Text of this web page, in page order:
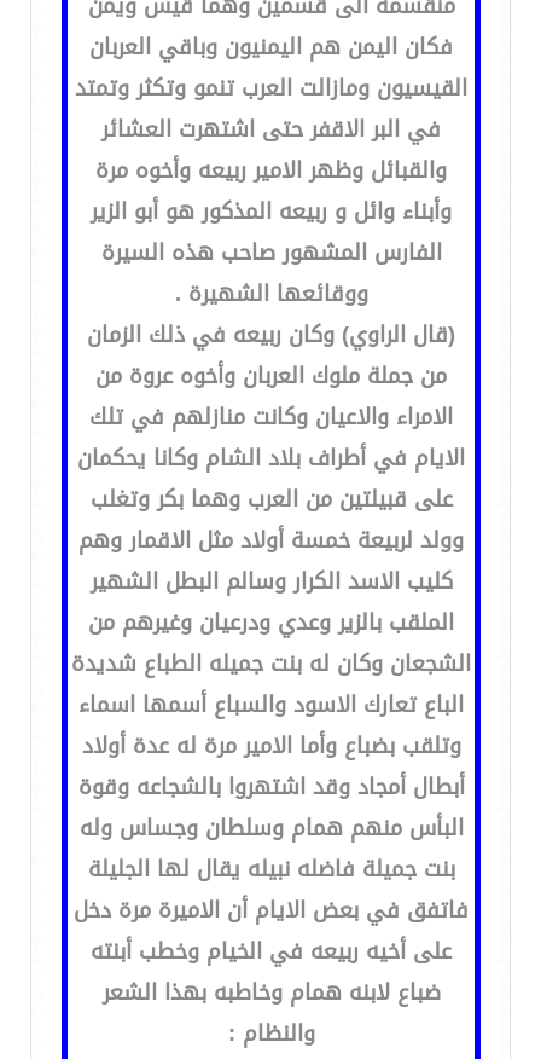
فكان اليمن هم اليمنيون وباقي العربان
القيسيون ومازالت العرب تنمو وتكثر وتمتد
في البر الاقفر حتى اشتهرت العشائر
والقبائل وظهر الامير ربيعه وأخوه مرة
وأبناء وائل و ربيعه المذكور هو أبو الزير
الفارس المشهور صاحب هذه السيرة
ووقائعها الشهيرة .
(قال الراوي) وكان ربيعه في ذلك الزمان
من جملة ملوك العربان وأخوه عروة من
الامراء والاعيان وكانت منازلهم في تلك
الايام في أطراف بلاد الشام وكانا يحكمان
على قبيلتين من العرب وهما بكر وتغلب
وولد لربيعة خمسة أولاد مثل الاقمار وهم
كليب الاسد الكرار وسالم البطل الشهير
الملقب بالزير وعدي ودرعيان وغيرهم من
الشجعان وكان له بنت جميله الطباع شديدة
الباع تعارك الاسود والسباع أسمها اسماء
وتلقب بضباع وأما الامير مرة له عدة أولاد
أبطال أمجاد وقد اشتهروا بالشجاعه وقوة
البأس منهم همام وسلطان وجساس وله
بنت جميلة فاضله نبيله يقال لها الجليلة
فاتفق في بعض الايام أن الاميرة مرة دخل
على أخيه ربيعه في الخيام وخطب أبنته
ضباع لابنه همام وخاطبه بهذا الشعر
والنظام :